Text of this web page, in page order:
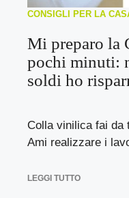
CONSIGLI PER LA
Mi preparo la
pochi minuti:
soldi ho
Colla vinilica fai da
Ami realizzare i
LEGGI TUTTO